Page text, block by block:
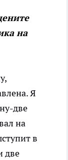
на
Я
две
на
в
две